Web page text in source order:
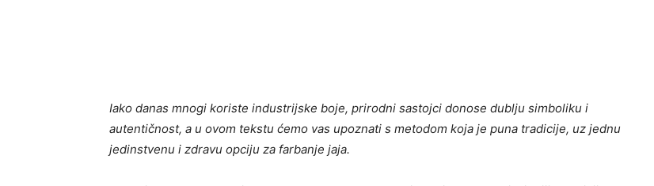
Iako danas mnogi koriste industrijske boje, prirodni sastojci donose dublju simboliku i
autentičnost, a u ovom tekstu ćemo vas upoznati s metodom koja je puna tradicije, uz jednu
jedinstvenu i zdravu opciju za farbanje jaja.